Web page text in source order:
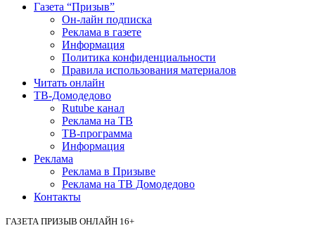
Газета “Призыв”
Он-лайн подписка
Реклама в газете
Информация
Политика конфиденциальности
Правила использования материалов
Читать онлайн
ТВ-Домодедово
Rutube канал
Реклама на ТВ
ТВ-программа
Информация
Реклама
Реклама в Призыве
Реклама на ТВ Домодедово
Контакты
ГАЗЕТА ПРИЗЫВ ОНЛАЙН 16+